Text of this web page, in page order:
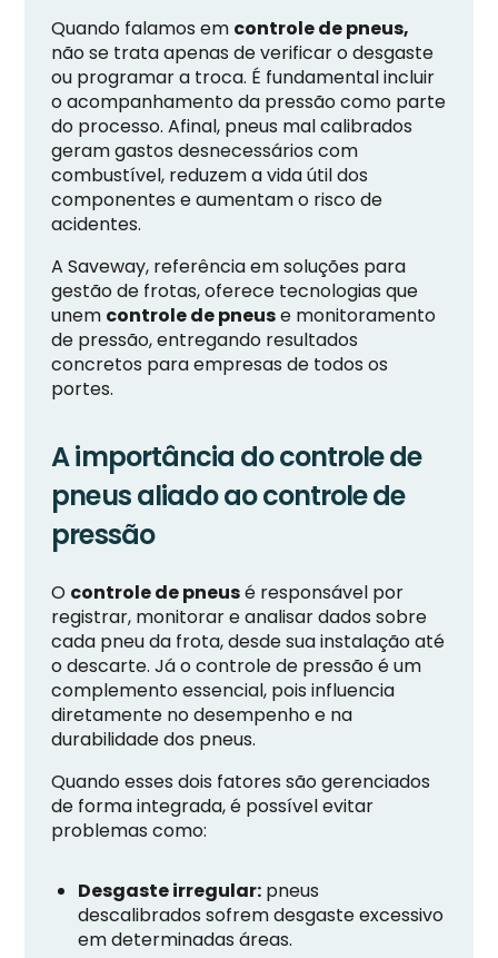
Quando falamos em controle de pneus,
não se trata apenas de verificar o desgaste
ou programar a troca. É fundamental incluir
o acompanhamento da pressão como parte
do processo. Afinal, pneus mal calibrados
geram gastos desnecessários com
combustível, reduzem a vida útil dos
componentes e aumentam o risco de
acidentes.
A Saveway, referência em soluções para
gestão de frotas, oferece tecnologias que
unem controle de pneuse monitoramento
de pressão, entregando resultados
concretos para empresas de todos os
portes.
A importância do controle de
pneus aliado ao controle de
pressão
O controle de pneusé responsável por
registrar, monitorar e analisar dados sobre
cada pneu da frota, desde sua instalação até
o descarte. Já o controle de pressão é um
complemento essencial, pois influencia
diretamente no desempenho e na
durabilidade dos pneus.
Quando esses dois fatores são gerenciados
de forma integrada, é possível evitar
problemas como:
Desgaste irregular: pneus
descalibrados sofrem desgaste excessivo
em determinadas áreas.